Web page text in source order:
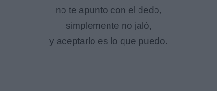
no te apunto con el dedo,
simplemente no jaló,
y aceptarlo es lo que puedo.